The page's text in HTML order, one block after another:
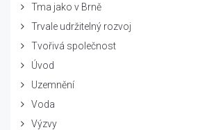
Tma jako v Brně
Trvale udržitelný rozvoj
Tvořivá společnost
Úvod
Uzemnění
Voda
Výzvy